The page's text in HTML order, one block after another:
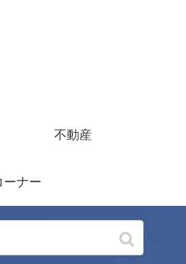
不動産
ーナー